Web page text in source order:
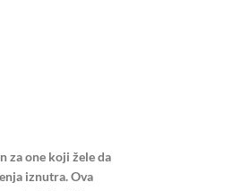
za one koji žele da
iznutra. Ova